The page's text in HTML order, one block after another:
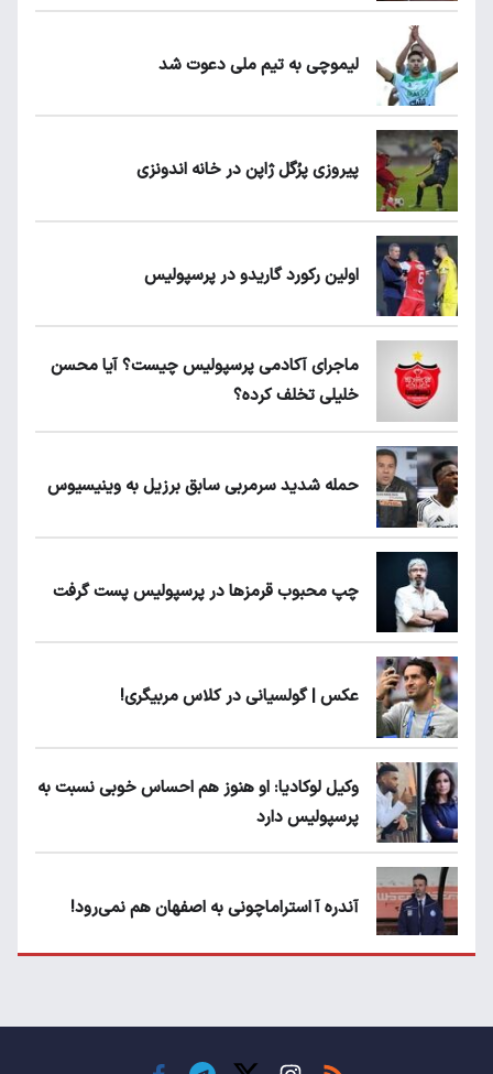
لیموچی به تیم ملی دعوت شد
پیروزی پرُگل ژاپن در خانه اندونزی
اولین رکورد گاریدو در پرسپولیس
ماجرای آکادمی پرسپولیس چیست؟ آیا محسن
خلیلی تخلف کرده؟
حمله شدید سرمربی سابق برزیل به وینیسیوس
چپ محبوب قرمزها در پرسپولیس پست گرفت
عکس | گولسیانی در کلاس مربیگری!
وکیل لوکادیا: او هنوز هم احساس خوبی نسبت به
پرسپولیس دارد
آندره آ استراماچونی به اصفهان هم نمی‌رود!
حسن روی هوا!